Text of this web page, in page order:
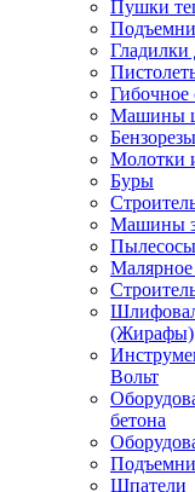
Пушки
Гладилки
Гибочное
Машины
Бензорезы
Молотки
Буры
Машины
Малярное
(Жирафы)
Вольт
бетона
Шпатели